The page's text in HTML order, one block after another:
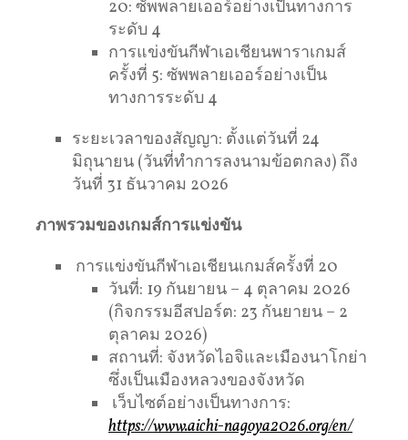
20: ซัพพลายเออร์อย่างเป็นทางการ
ระดับ 4
การแข่งขันกีฬาเอเชียนพาราเกมส์
ครั้งที่ 5: ซัพพลายเออร์อย่างเป็น
ทางการระดับ 4
ระยะเวลาของสัญญา: ตั้งแต่วันที่ 24
มิถุนายน (วันที่ทำการลงนามข้อตกลง) ถึง
วันที่ 31 ธันวาคม 2026
ภาพรวมของเกมส์การแข่งขัน
การแข่งขันกีฬาเอเชียนเกมส์ครั้งที่ 20
วันที่: 19 กันยายน – 4 ตุลาคม 2026
(กิจกรรมอีสปอร์ต: 23 กันยายน – 2
ตุลาคม 2026)
สถานที่: จังหวัดไอจิและเมืองนาโกย่า
ซึ่งเป็นเมืองหลวงของจังหวัด
เว็บไซต์อย่างเป็นทางการ:
https://www.aichi-nagoya2026.org/en/